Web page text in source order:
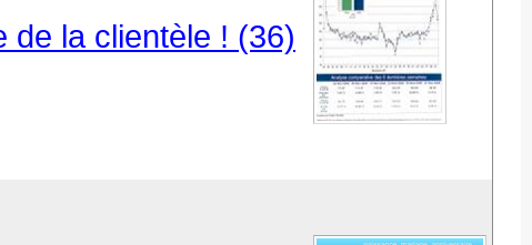
de la clientèle ! (36)